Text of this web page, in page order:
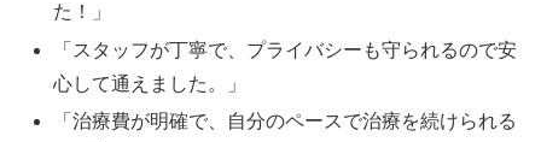
た！」
「スタッフが丁寧で、プライバシーも守られるので安
心して通えました。」
「治療費が明確で、自分のペースで治療を続けられる